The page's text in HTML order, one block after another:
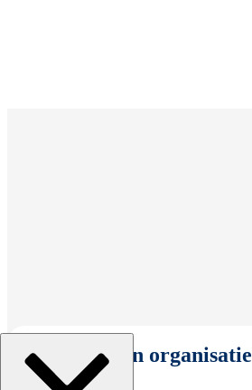
Selecteer een organisatie